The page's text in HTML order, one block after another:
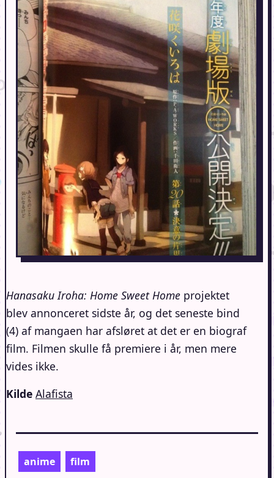
Hanasaku Iroha: Home Sweet Home projektet
blev annonceret sidste år, og det seneste bind
(4) af mangaen har afsløret at det er en biograf
film. Filmen skulle få premiere i år, men mere
vides ikke.
Kilde Alafista
anime film